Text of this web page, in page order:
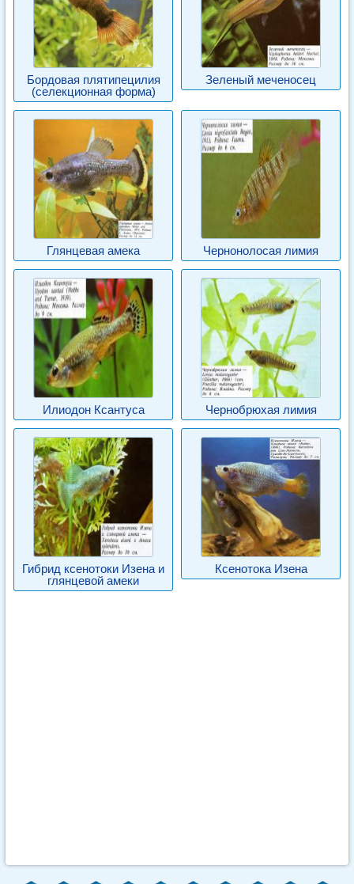
Бордовая плятипецилия
(селекционная форма)
Зеленый меченосец
Глянцевая амека Чернонолосая лимия
Илиодон Ксантуса Чернобрюхая лимия
Гибрид ксенотоки Изена и
глянцевой амеки
Ксенотока Изена